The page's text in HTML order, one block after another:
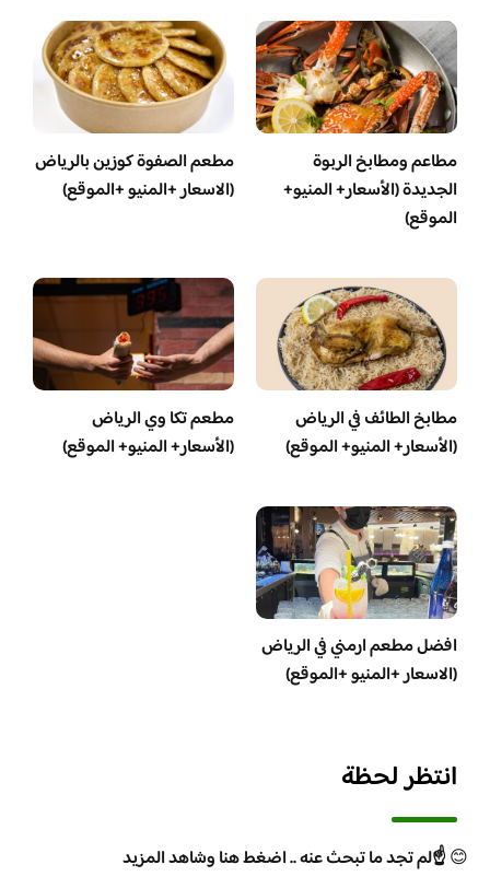
مطاعم ومطابخ الربوة
الجديدة (الأسعار+ المنيو+
الموقع)
مطعم الصفوة كوزين بالرياض
(الاسعار +المنيو +الموقع)
مطابخ الطائف في الرياض
(الأسعار+ المنيو+ الموقع)
مطعم تكا وي الرياض
(الأسعار+ المنيو+ الموقع)
افضل مطعم ارمني في الرياض
(الاسعار +المنيو +الموقع)
انتظر لحظة
😊☝️لم تجد ما تبحث عنه .. اضغط هنا وشاهد المزيد